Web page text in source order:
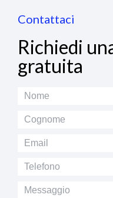
Contattaci
Richiedi
gratuita